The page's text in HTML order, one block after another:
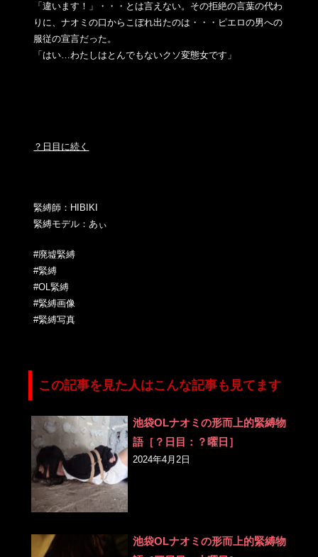
「違います！」・・・とは言えない。その拒絶の言葉の代わ
りに、ナオミの口からこぼれ出たのは・・・ピエロの男への
服従の宣言だった。
「はい…わたしはとんでもないクソ変態女です」
？日目に続く
緊縛師：HIBIKI
緊縛モデル：あぃ
#廃墟緊縛
#緊縛
#OL緊縛
#緊縛画像
#緊縛写真
この記事を見た人はこんな記事も見てます
池袋OLナオミの形而上的緊縛物
語［？日目：？曜日］
2024年4月2日
池袋OLナオミの形而上的緊縛物